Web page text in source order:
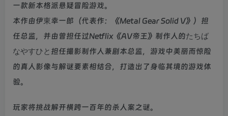
一款新本格派悬疑冒险游戏。
本作由伊東幸一郎（代表作：《Metal Gear Solid V》）担
任总监，并由曾担任过Netflix《AV帝王》制作人的たちば
なやすひと担任撮影制作人兼剧本总监，游戏中美丽而惊险
的真人影像与解谜要素相结合，打造出了身临其境的游戏体
验。
玩家将挑战解开横跨一百年的杀人案之谜。